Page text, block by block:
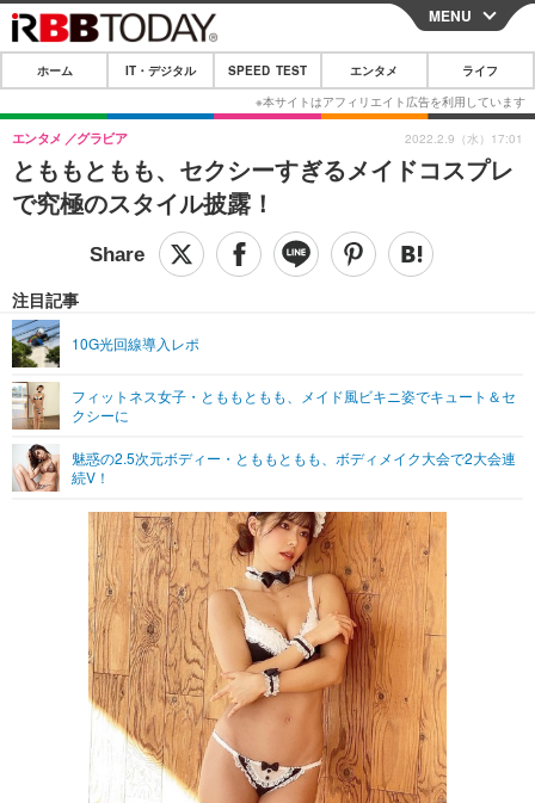
CLOSE
ホーム
IT・デジタル
IT・デジタルTOP スマートフォン
ショッピング その他
SPEED TEST
エンタメTOP 映画・ドラマ
グラビア
ショッピング その他
ライフTOP
その他
リリース一覧
プッシュ通知の停止方法
MENU
ホーム IT・デジタル SPEED TEST エンタメ ライフ
とももともも、セクシーすぎるメイドコスプレ
で究極のスタイル披露！
エンタメ グラビア
注目記事
10G光回線導入レポ
フィットネス女子・とももともも、メイド風ビキニ姿でキュート＆セ
クシーに
魅惑の2.5次元ボディー・とももともも、ボディメイク大会で2大会連
続V！
2022.2.9（水）17:01